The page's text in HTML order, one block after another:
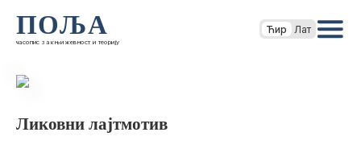
ПОЉА
часопис за књижевност и теорију
Ћир Лат
Ликовни лајтмотив